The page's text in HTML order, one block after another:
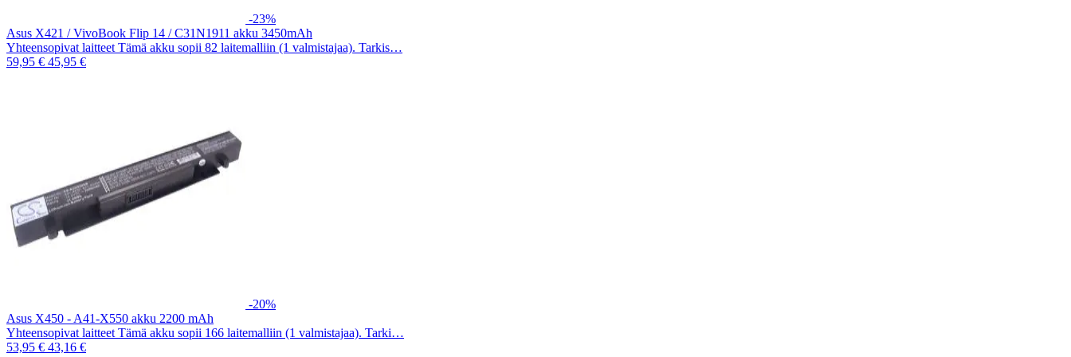
-23%
Asus X421 / VivoBook Flip 14 / C31N1911 akku 3450mAh
Yhteensopivat laitteet Tämä akku sopii 82 laitemalliin (1 valmistajaa). Tarkis…
59,95 € 45,95 €
-20%
Asus X450 - A41-X550 akku 2200 mAh
Yhteensopivat laitteet Tämä akku sopii 166 laitemalliin (1 valmistajaa). Tarki…
53,95 € 43,16 €